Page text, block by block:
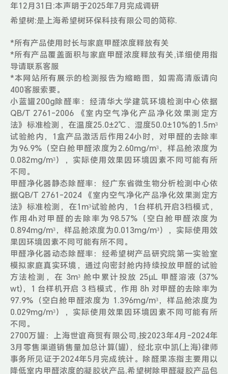
*所有产品使用时长与家庭甲醛浓度释放有关
*所有产品覆盖面积与家庭甲醛浓度释放有关,详细使用指
导请联系客服
*本网站所有展示的检测报告为缩略图，如需高清版请向
400客服索要。
小蓝罐200g除醛率：经清华大学建筑环境检测中心依据
QB/T 2761-2006 《室内空气净化产品净化效果测定方
法》标准检测，在温度25.0±2℃、湿度50.0±10%的1.5m³
试验舱内，1盒产品激活后作用24小时，对甲醛的去除率
为96.9%（空白舱甲醛浓度为2.60mg/m³，样品舱浓度为
0.082mg/m³），实际使用效果因环境因素不同可能有所
不同。
甲醛净化器静态除醛率：经广东省微生物分析检测中心依
据QB/T 2761-2024 《室内空气净化产品净化效果测定方
法》标准检测，在1m³试验舱内，1台样机开启3档模式，
作用4h对甲醛的去除率为98.57%（空白舱甲醛浓度为
0.894mg/m³，样品舱浓度为0.013mg/m³），实际使用效
果因环境因素不同可能有所不同。
甲醛净化器动态除醛率：经希望树产品研究院第一实验室
模拟家庭真实环境，通过向密封舱内持续投放甲醛的试验
方法检测，在 3m³ 舱中累计投放 25μL 甲醛溶液 (37%
wt)，1 台样机开启 3 档模式，作用 8h 对甲醛的去除率为
97.9%（空白舱甲醛浓度为 1.396mg/m³，样品舱浓度为
0.029mg/m³），实际使用效果因环境因素不同可能有所
不同。
2700万罐：上海世谊商贸有限公司,按2023年4月-2024年
3月零售渠道销售量加总计算(罐)，经北京中凯(上海)律师
事务所见证于2024年5月完成统计。除醛果冻指主要用以
降低室内甲醛浓度的凝胶状产品,希望树除甲醛凝胶产品包
年12月31日:本声明于2025年7月完成调研
希望树:是上海希望树环保科技有限公司的简称.